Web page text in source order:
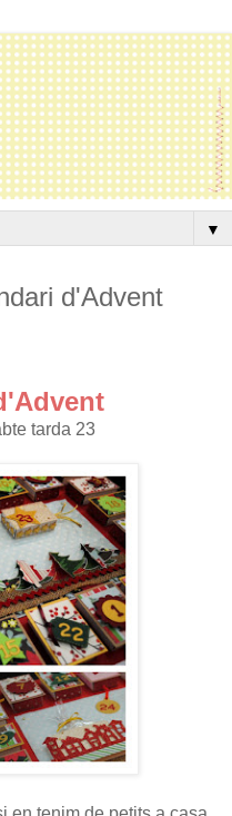
▼
d'Advent
tarda 23